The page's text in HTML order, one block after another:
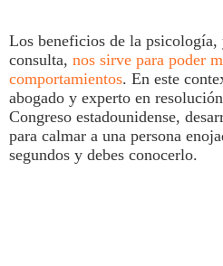
Los beneficios de la psicología,
consulta, nos sirve para poder
comportamientos. En este
abogado y experto en
Congreso estadounidense,
para calmar a una persona
segundos y debes conocerlo.